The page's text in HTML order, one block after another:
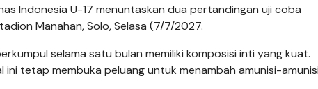
Indonesia U-17 menuntaskan dua pertandingan uji coba
Manahan, Solo, Selasa (7/7/2027.
selama satu bulan memiliki komposisi inti yang kuat.
tetap membuka peluang untuk menambah amunisi-